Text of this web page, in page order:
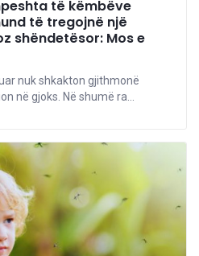
të këmbëve
të tregojnë një
shëndetësor: Mos e
nuk shkakton gjithmonë
në gjoks. Në shumë ra...